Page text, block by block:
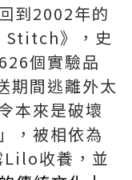
到2002年的
Stitch》，史
個實驗品
期間逃離外太
本來是破壞
，被相依為
收養，並